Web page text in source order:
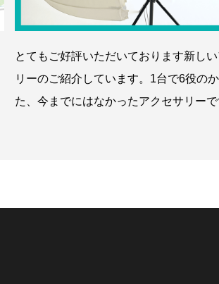
とてもご好評いただいております新し
リーのご紹介しています。1台で6役の
た、今までにはなかったアクセサリーで